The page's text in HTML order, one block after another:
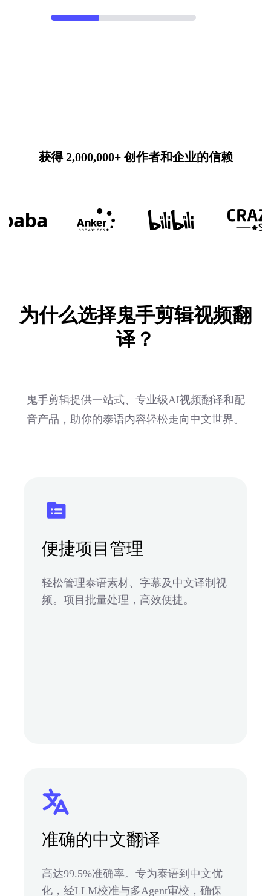
获得 2,000,000+ 创作者和企业的信赖
为什么选择鬼手剪辑视频翻
译？
鬼手剪辑提供一站式、专业级AI视频翻译和配
音产品，助你的泰语内容轻松走向中文世界。
便捷项目管理
轻松管理泰语素材、字幕及中文译制视
频。项目批量处理，高效便捷。
准确的中文翻译
高达99.5%准确率。专为泰语到中文优
化，经LLM校准与多Agent审校，确保